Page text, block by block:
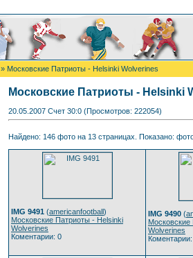
» Московские Патриоты - Helsinki Wolverines
Московские Патриоты - Helsinki
20.05.2007 Счет 30:0 (Просмотров: 222054)
Найдено: 146 фото на 13 страницах. Показано:
IMG 9491 (americanfootball)
Московские Патриоты - Helsinki
Wolverines
Коментарии: 0
IMG 9490 (
Московские
Wolverines